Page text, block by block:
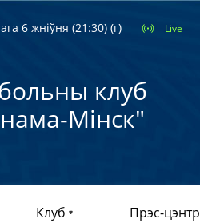
6 жніўня (21:30) (г) Live
клуб
Мiнск"
Клуб Прэс-цэнтр